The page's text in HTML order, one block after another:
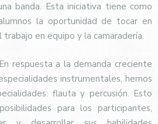
banda. Esta iniciativa tiene como
la oportunidad de tocar en
en equipo y la camaradería.
respuesta a la demanda creciente
instrumentales, hemos
flauta y percusión. Esto
para los participantes,